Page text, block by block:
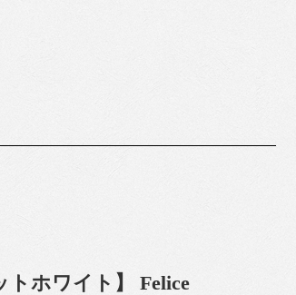
ホワイト】 Felice